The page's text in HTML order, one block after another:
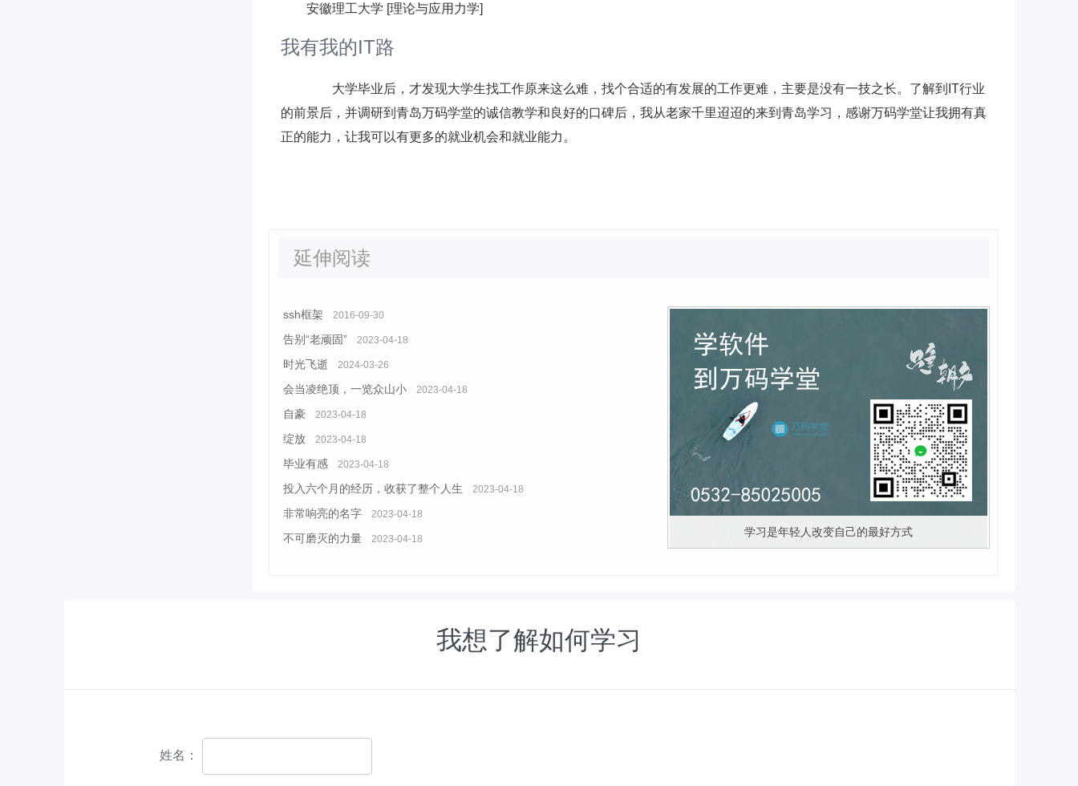
安徽理工大学 [理论与应用力学]
我有我的IT路
大学毕业后，才发现大学生找工作原来这么难，找个合适的有发展的工作更难，主要是没有一技之长。了解到IT行业
的前景后，并调研到青岛万码学堂的诚信教学和良好的口碑后，我从老家千里迢迢的来到青岛学习，感谢万码学堂让我拥有真
正的能力，让我可以有更多的就业机会和就业能力。
延伸阅读
ssh框架 2016-09-30
告别“老顽固” 2023-04-18
时光飞逝 2024-03-26
会当凌绝顶，一览众山小 2023-04-18
自豪 2023-04-18
绽放 2023-04-18
毕业有感 2023-04-18
投入六个月的经历，收获了整个人生 2023-04-18
非常响亮的名字 2023-04-18
不可磨灭的力量 2023-04-18
学习是年轻人改变自己的最好方式
我想了解如何学习
姓名：